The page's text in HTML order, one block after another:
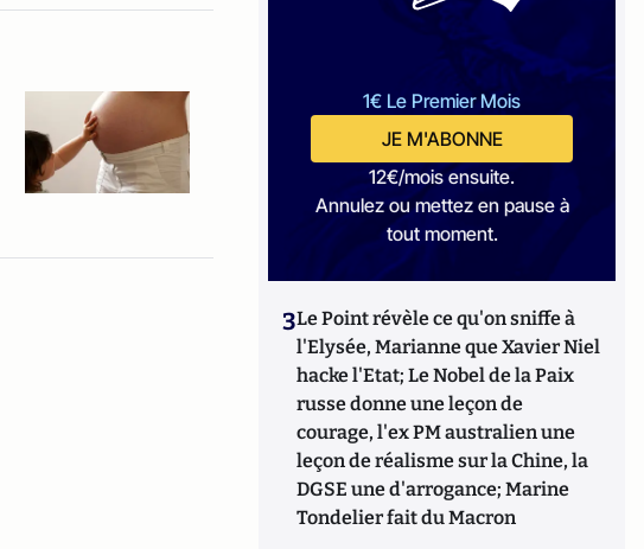
1€ Le Premier Mois
JE M'ABONNE
12€/mois ensuite.
Annulez ou mettez en pause à
tout moment.
3Le Point révèle ce qu'on sniffe à
l'Elysée, Marianne que Xavier Niel
hacke l'Etat; Le Nobel de la Paix
russe donne une leçon de
courage, l'ex PM australien une
leçon de réalisme sur la Chine, la
DGSE une d'arrogance; Marine
Tondelier fait du Macron